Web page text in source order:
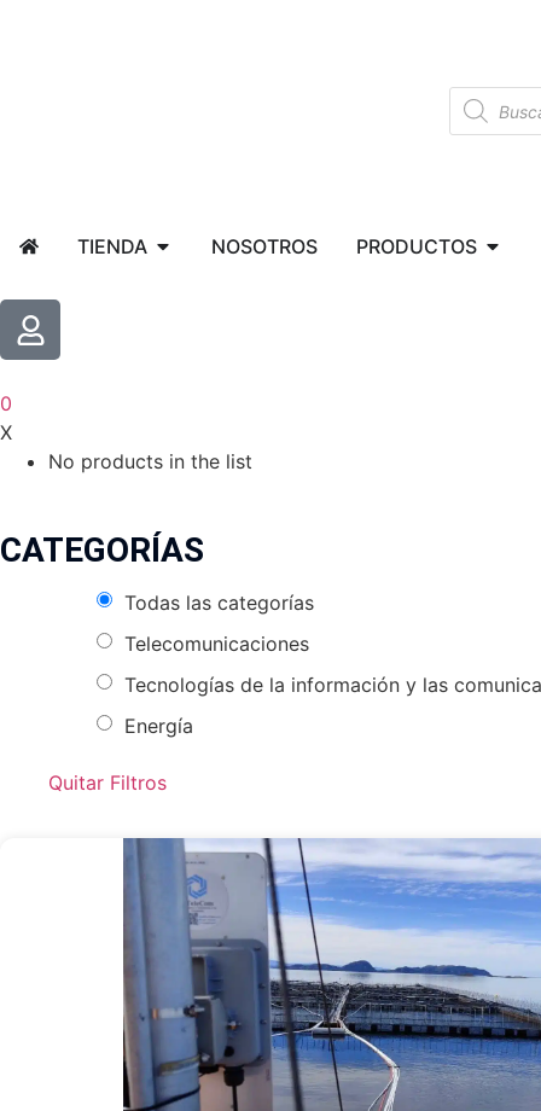
TIENDA NOSOTROS PRODUCTOS
0
X
No products in the list
CATEGORÍAS
Todas las categorías
Telecomunicaciones
Tecnologías de la información y las
Energía
Quitar Filtros